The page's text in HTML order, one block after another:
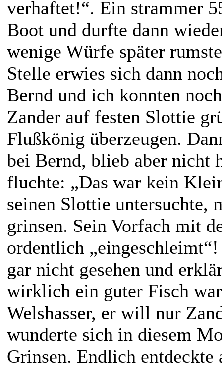
verhaftet!“. Ein strammer
Boot und durfte dann
wenige Würfe später
Stelle erwies sich dann
Bernd und ich konnten
Zander auf festen Slottie
Flußkönig überzeugen.
bei Bernd, blieb aber nicht
fluchte: „Das war kein
seinen Slottie untersuchte,
grinsen. Sein Vorfach mit
ordentlich
gar nicht gesehen und
wirklich ein guter Fisch
Welshasser, er will nur
wunderte sich in diesem
Grinsen. Endlich entdeckte